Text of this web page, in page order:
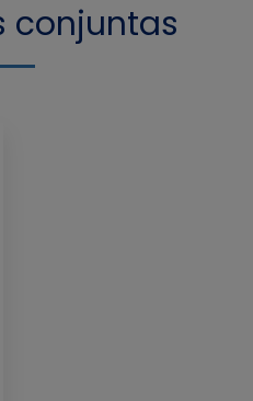
conjuntas